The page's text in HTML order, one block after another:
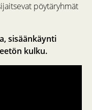
pöytäryhmät
sisäänkäynti
kulku.